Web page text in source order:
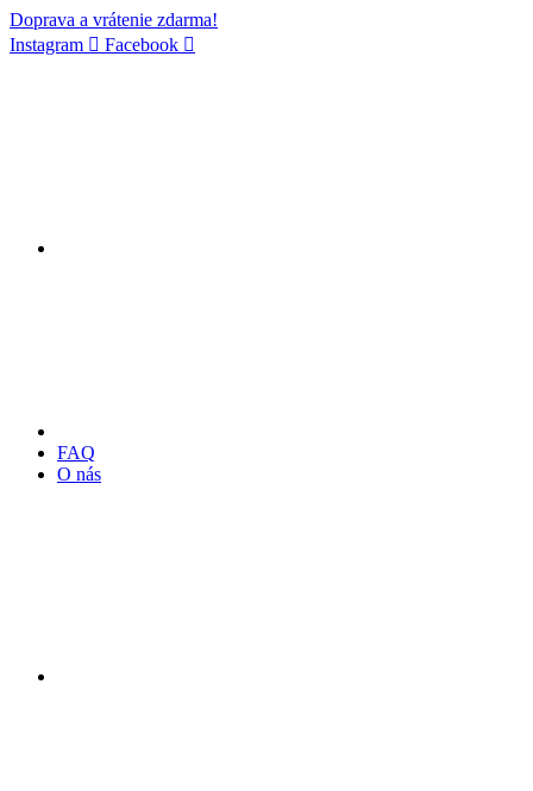
Doprava a vrátenie zdarma!
Instagram
Facebook
FAQ
O nás